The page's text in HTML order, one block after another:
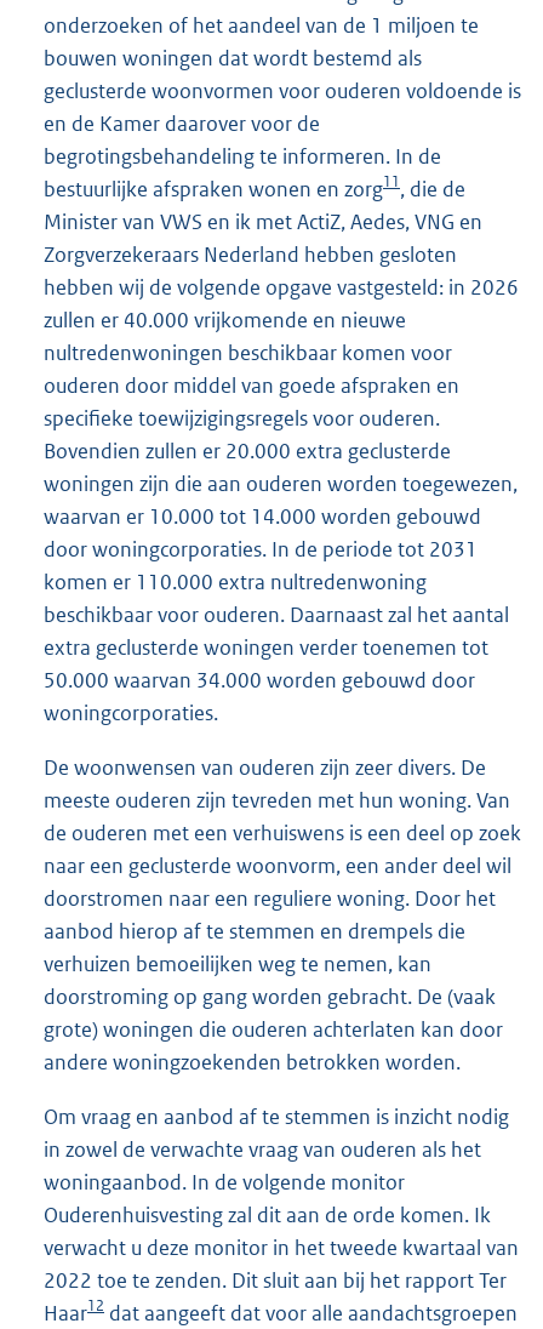
onderzoeken of het aandeel van de 1 miljoen te
bouwen woningen dat wordt bestemd als
geclusterde woonvormen voor ouderen voldoende is
en de Kamer daarover voor de
begrotingsbehandeling te informeren. In de
bestuurlijke afspraken wonen en zorg11, die de
Minister van VWS en ik met ActiZ, Aedes, VNG en
Zorgverzekeraars Nederland hebben gesloten
hebben wij de volgende opgave vastgesteld: in 2026
zullen er 40.000 vrijkomende en nieuwe
nultredenwoningen beschikbaar komen voor
ouderen door middel van goede afspraken en
specifieke toewijzigingsregels voor ouderen.
Bovendien zullen er 20.000 extra geclusterde
woningen zijn die aan ouderen worden toegewezen,
waarvan er 10.000 tot 14.000 worden gebouwd
door woningcorporaties. In de periode tot 2031
komen er 110.000 extra nultredenwoning
beschikbaar voor ouderen. Daarnaast zal het aantal
extra geclusterde woningen verder toenemen tot
50.000 waarvan 34.000 worden gebouwd door
woningcorporaties.
De woonwensen van ouderen zijn zeer divers. De
meeste ouderen zijn tevreden met hun woning. Van
de ouderen met een verhuiswens is een deel op zoek
naar een geclusterde woonvorm, een ander deel wil
doorstromen naar een reguliere woning. Door het
aanbod hierop af te stemmen en drempels die
verhuizen bemoeilijken weg te nemen, kan
doorstroming op gang worden gebracht. De (vaak
grote) woningen die ouderen achterlaten kan door
andere woningzoekenden betrokken worden.
Om vraag en aanbod af te stemmen is inzicht nodig
in zowel de verwachte vraag van ouderen als het
woningaanbod. In de volgende monitor
Ouderenhuisvesting zal dit aan de orde komen. Ik
verwacht u deze monitor in het tweede kwartaal van
2022 toe te zenden. Dit sluit aan bij het rapport Ter
Haar12 dat aangeeft dat voor alle aandachtsgroepen